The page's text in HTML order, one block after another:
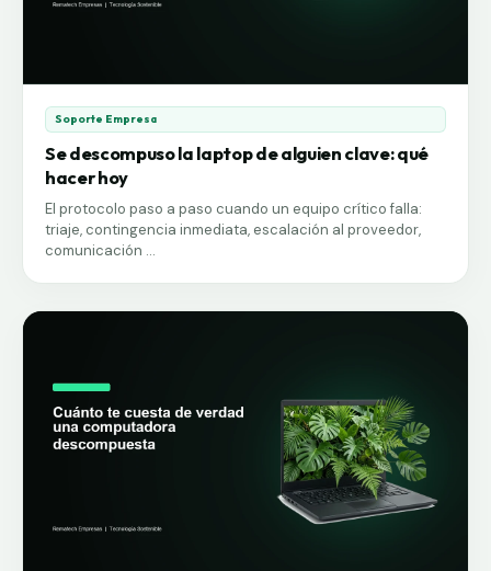
Soporte Empresa
Se descompuso la laptop de alguien clave: qué
hacer hoy
El protocolo paso a paso cuando un equipo crítico falla:
triaje, contingencia inmediata, escalación al proveedor,
comunicación ...